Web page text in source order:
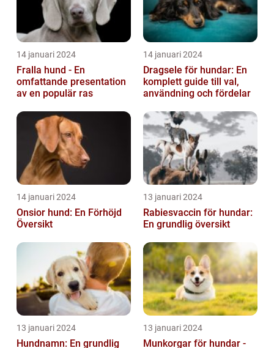
14 januari 2024
Fralla hund - En
omfattande presentation
av en populär ras
14 januari 2024
Dragsele för hundar: En
komplett guide till val,
användning och fördelar
14 januari 2024
Onsior hund: En Förhöjd
Översikt
13 januari 2024
Rabiesvaccin för hundar:
En grundlig översikt
13 januari 2024
Hundnamn: En grundlig
13 januari 2024
Munkorgar för hundar -